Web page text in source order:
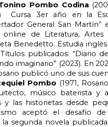
Pombo Codina
Cursa 3er año en la
General San Martín”
de Literatura, Artes
Benedetto. Estudia
publicados: “Diario
imaginario” (2023). En
publicó uno de sus
Pombo (1971,
músico baterista y
las historietas desde
aceptó el desafío
la segunda novela